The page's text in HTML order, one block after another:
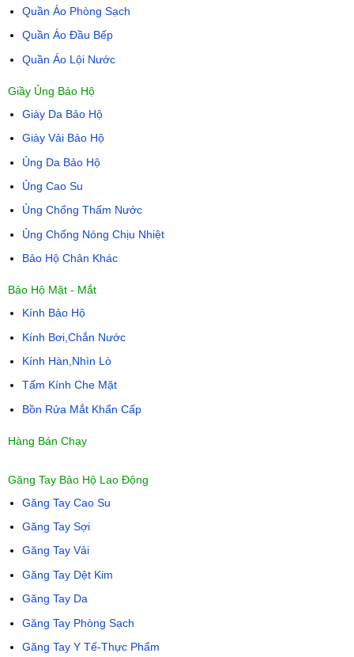
Quần Áo Phòng Sạch
Quần Áo Đầu Bếp
Quần Áo Lội Nước
Giầy Ủng Bảo Hộ
Giày Da Bảo Hộ
Giày Vải Bảo Hộ
Ủng Da Bảo Hộ
Ủng Cao Su
Ủng Chống Thấm Nước
Ủng Chống Nóng Chịu Nhiệt
Bảo Hộ Chân Khác
Bảo Hộ Mặt - Mắt
Kính Bảo Hộ
Kính Bơi,Chắn Nước
Kính Hàn,Nhìn Lò
Tấm Kính Che Mặt
Bồn Rửa Mắt Khẩn Cấp
Hàng Bán Chạy
Găng Tay Bảo Hộ Lao Động
Găng Tay Cao Su
Găng Tay Sợi
Găng Tay Vải
Găng Tay Dệt Kim
Găng Tay Da
Găng Tay Phòng Sạch
Găng Tay Y Tế-Thực Phẩm